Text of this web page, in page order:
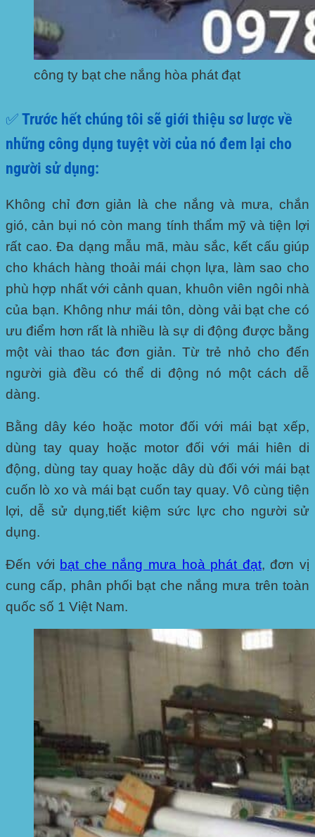
công ty bạt che nắng hòa phát đạt
✅ Trước hết chúng tôi sẽ giới thiệu sơ lược về
những công dụng tuyệt vời của nó đem lại cho
người sử dụng:
Không chỉ đơn giản là che nắng và mưa, chắn
gió, cản bụi nó còn mang tính thẩm mỹ và tiện lợi
rất cao. Đa dạng mẫu mã, màu sắc, kết cấu giúp
cho khách hàng thoải mái chọn lựa, làm sao cho
phù hợp nhất với cảnh quan, khuôn viên ngôi nhà
của bạn. Không như mái tôn, dòng vải bạt che có
ưu điểm hơn rất là nhiều là sự di động được bằng
một vài thao tác đơn giản. Từ trẻ nhỏ cho đến
người già đều có thể di động nó một cách dễ
dàng.
Bằng dây kéo hoặc motor đối với mái bạt xếp,
dùng tay quay hoặc motor đối với mái hiên di
động, dùng tay quay hoặc dây dù đối với mái bạt
cuốn lò xo và mái bạt cuốn tay quay. Vô cùng tiện
lợi, dễ sử dụng,tiết kiệm sức lực cho người sử
dụng.
Đến với bạt che nắng mưa hoà phát đạt, đơn vị
cung cấp, phân phối bạt che nắng mưa trên toàn
quốc số 1 Việt Nam.